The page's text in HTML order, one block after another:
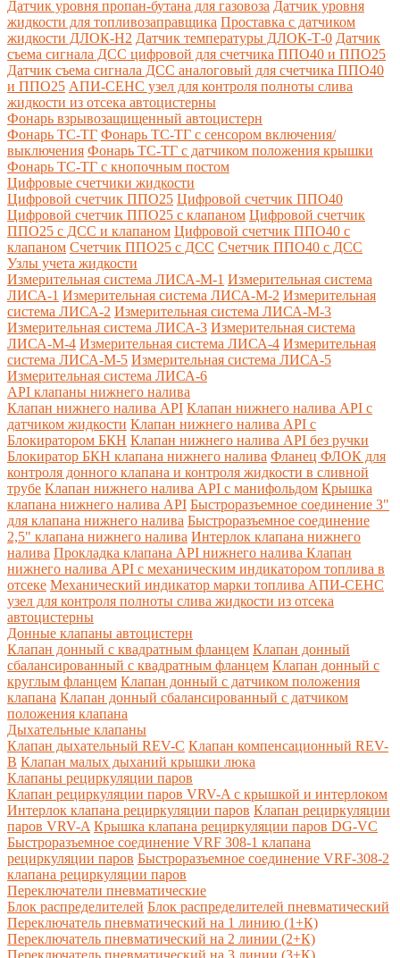
Датчик уровня пропан-бутана для газовоза Датчик уровня
жидкости для топливозаправщика Проставка с датчиком
жидкости ДЛОК-Н2 Датчик температуры ДЛОК-Т-0 Датчик
съема сигнала ДСС цифровой для счетчика ППО40 и ППО25
Датчик съема сигнала ДСС аналоговый для счетчика ППО40
и ППО25 АПИ-СЕНС узел для контроля полноты слива
жидкости из отсека автоцистерны
Фонарь взрывозащищенный автоцистерн
Фонарь ТС-ТГ Фонарь ТС-ТГ с сенсором включения/
выключения Фонарь ТС-ТГ с датчиком положения крышки
Фонарь ТС-ТГ с кнопочным постом
Цифровые счетчики жидкости
Цифровой счетчик ППО25 Цифровой счетчик ППО40
Цифровой счетчик ППО25 с клапаном Цифровой счетчик
ППО25 с ДСС и клапаном Цифровой счетчик ППО40 с
клапаном Счетчик ППО25 с ДСС Счетчик ППО40 с ДСС
Узлы учета жидкости
Измерительная система ЛИСА-М-1 Измерительная система
ЛИСА-1 Измерительная система ЛИСА-М-2 Измерительная
система ЛИСА-2 Измерительная система ЛИСА-М-3
Измерительная система ЛИСА-3 Измерительная система
ЛИСА-М-4 Измерительная система ЛИСА-4 Измерительная
система ЛИСА-М-5 Измерительная система ЛИСА-5
Измерительная система ЛИСА-6
API клапаны нижнего налива
Клапан нижнего налива API Клапан нижнего налива API с
датчиком жидкости Клапан нижнего налива API с
Блокиратором БКН Клапан нижнего налива API без ручки
Блокиратор БКН клапана нижнего налива Фланец ФЛОК для
контроля донного клапана и контроля жидкости в сливной
трубе Клапан нижнего налива API с манифольдом Крышка
клапана нижнего налива API Быстроразъемное соединение 3"
для клапана нижнего налива Быстроразъемное соединение
2,5" клапана нижнего налива Интерлок клапана нижнего
налива Прокладка клапана API нижнего налива Клапан
нижнего налива API с механическим индикатором топлива в
отсеке Механический индикатор марки топлива АПИ-СЕНС
узел для контроля полноты слива жидкости из отсека
автоцистерны
Донные клапаны автоцистерн
Клапан донный с квадратным фланцем Клапан донный
сбалансированный с квадратным фланцем Клапан донный с
круглым фланцем Клапан донный с датчиком положения
клапана Клапан донный сбалансированный с датчиком
положения клапана
Дыхательные клапаны
Клапан дыхательный REV-C Клапан компенсационный REV-
B Клапан малых дыханий крышки люка
Клапаны рециркуляции паров
Клапан рециркуляции паров VRV-A с крышкой и интерлоком
Интерлок клапана рециркуляции паров Клапан рециркуляции
паров VRV-A Крышка клапана рециркуляции паров DG-VC
Быстроразъемное соединение VRF 308-1 клапана
рециркуляции паров Быстроразъемное соединение VRF-308-2
клапана рециркуляции паров
Переключатели пневматические
Блок распределителей Блок распределителей пневматический
Переключатель пневматический на 1 линию (1+К)
Переключатель пневматический на 2 линии (2+К)
Переключатель пневматический на 3 линии (3+К)